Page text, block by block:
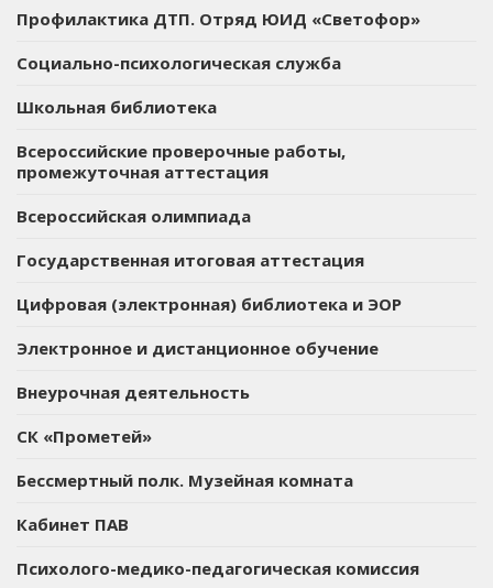
Профилактика ДТП. Отряд ЮИД «Светофор»
Социально-психологическая служба
Школьная библиотека
Всероссийские проверочные работы,
промежуточная аттестация
Всероссийская олимпиада
Государственная итоговая аттестация
Цифровая (электронная) библиотека и ЭОР
Электронное и дистанционное обучение
Внеурочная деятельность
СК «Прометей»
Бессмертный полк. Музейная комната
Кабинет ПАВ
Психолого-медико-педагогическая комиссия